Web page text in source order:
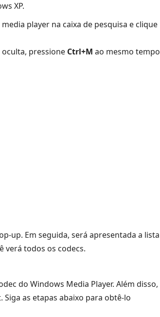
XP.
player na caixa de pesquisa e clique
pressione Ctrl+M ao mesmo tempo
up. Em seguida, será apresentada a lista
verá todos os codecs.
do Windows Media Player. Além disso,
as etapas abaixo para obtê-lo